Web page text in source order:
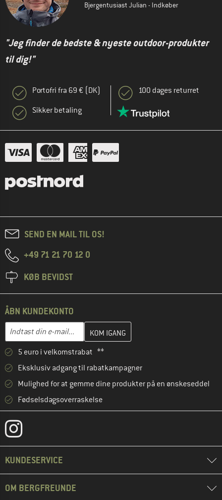
Bjergentusiast Julian - Indkøber
"Jeg finder de bedste & nyeste outdoor-produkter
til dig!"
Portofri fra 69 € (DK)
Sikker betaling
100 dages returret
SEND EN MAIL TIL OS!
+49 71 21 70 12 0
KØB BEVIDST
ÅBN KUNDEKONTO
E-mail-adresse
Indtast din e-mailadresse her, og opret i næste trin din
5 euro i velkomstrabat **
Eksklusiv adgang til rabatkampagner
Mulighed for at gemme dine produkter på en ønskeseddel
Fødselsdagsoverraskelse
KUNDESERVICE
OM BERGFREUNDE